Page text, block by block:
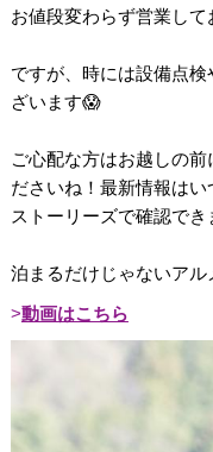
お値段変わらず営業して
ですが、時には設備点
ざいます😱
ご心配な方はお越しの
ださいね！最新情報はい
ストーリーズで確認でき
泊まるだけじゃないア
動画はこちら